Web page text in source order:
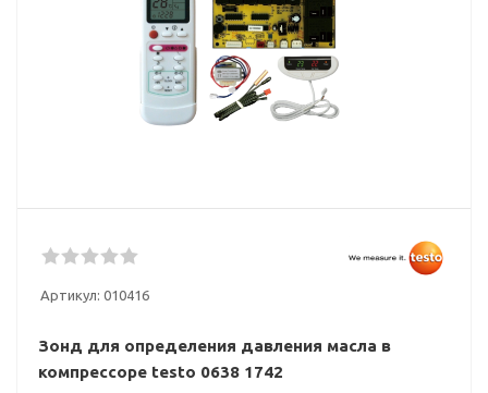
Артикул: 010416
Зонд для определения давления масла в
компрессоре testo 0638 1742